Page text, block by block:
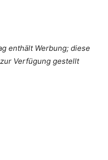
enthält Werbung; diese
Verfügung gestellt